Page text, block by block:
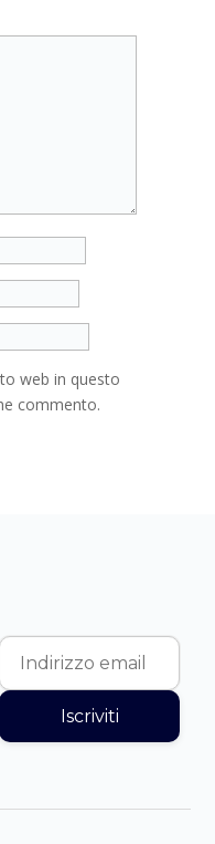
web in questo
commento.
Iscriviti